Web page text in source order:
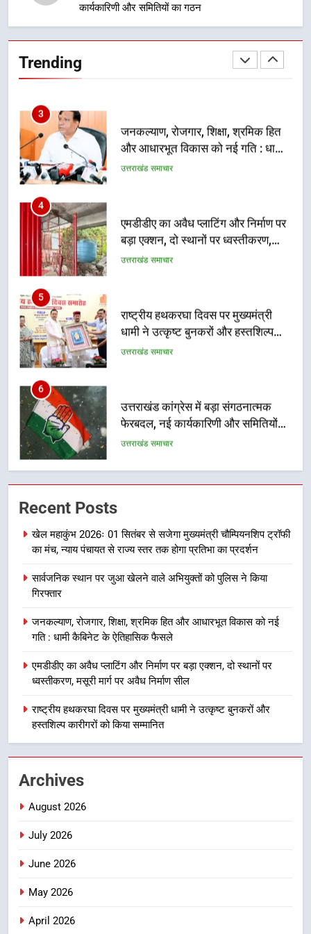
कार्यकारिणी और समितियों का गठन
Trending
अभियुक्तों को पुलिस ने किया गिरफ्तार
3
जनकल्याण, रोजगार, शिक्षा, श्रमिक हित
और आधारभूत विकास को नई गति : धामी
कैबिनेट के ऐतिहासिक फैसले
उत्तराखंड समाचार
4
एमडीडीए का अवैध प्लाटिंग और निर्माण पर
बड़ा एक्शन, दो स्थानों पर ध्वस्तीकरण,
मसूरी मार्ग पर अवैध निर्माण सील
5
राष्ट्रीय हथकरघा दिवस पर मुख्यमंत्री
धामी ने उत्कृष्ट बुनकरों और हस्तशिल्प
कारीगरों को किया सम्मानित
उत्तराखंड समाचार
6
उत्तराखंड कांग्रेस में बड़ा संगठनात्मक
फेरबदल, नई कार्यकारिणी और समितियों
का गठन
7
भर्ती
उत्तराखंड समाचार
दिल्ली-देहरादून आर्थिक कॉरिडोर से जुड़ी
का डीएम ने किया निरीक्षण; समयबद्ध एवं
गुणवत्तापूर्ण निर्माण सुनिश्चित करने के
नहींः डीएम
उत्तराखंड समाचार
खेल महाकुंभ 2026ः 01 सितंबर से सजेगा
न्याय पंचायत से राज्य स्तर तक होगा
प्रतिभा का प्रदर्शन
उत्तराखंड समाचार
3
Recent Posts
खेल महाकुंभ 2026ः 01 सितंबर से सजेगा मुख्यमंत्री चौम्पियनशिप ट्रॉफी
का मंच, न्याय पंचायत से राज्य स्तर तक होगा प्रतिभा का प्रदर्शन
सार्वजनिक स्थान पर जुआ खेलने वाले अभियुक्तों को पुलिस ने किया
गिरफ्तार
जनकल्याण, रोजगार, शिक्षा, श्रमिक हित और आधारभूत विकास को नई
गति : धामी कैबिनेट के ऐतिहासिक फैसले
एमडीडीए का अवैध प्लाटिंग और निर्माण पर बड़ा एक्शन, दो स्थानों पर
ध्वस्तीकरण, मसूरी मार्ग पर अवैध निर्माण सील
राष्ट्रीय हथकरघा दिवस पर मुख्यमंत्री धामी ने उत्कृष्ट बुनकरों और
हस्तशिल्प कारीगरों को किया सम्मानित
Archives
August 2026
July 2026
June 2026
May 2026
April 2026